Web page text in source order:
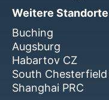
Weitere Standorte
Buching
Augsburg
Habartov CZ
South Chesterfield
Shanghai PRC